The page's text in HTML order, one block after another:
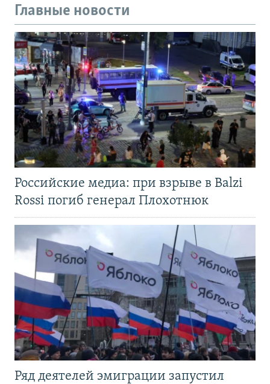
Главные новости
Российские медиа: при взрыве в Balzi
Rossi погиб генерал Плохотнюк
Ряд деятелей эмиграции запустил